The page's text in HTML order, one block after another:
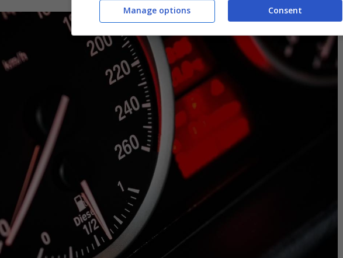
Consent
Manage options